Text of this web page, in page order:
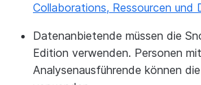
Collaborations, Ressourcen und
Datenanbietende müssen die
Edition verwenden. Personen
Analysenausführende können